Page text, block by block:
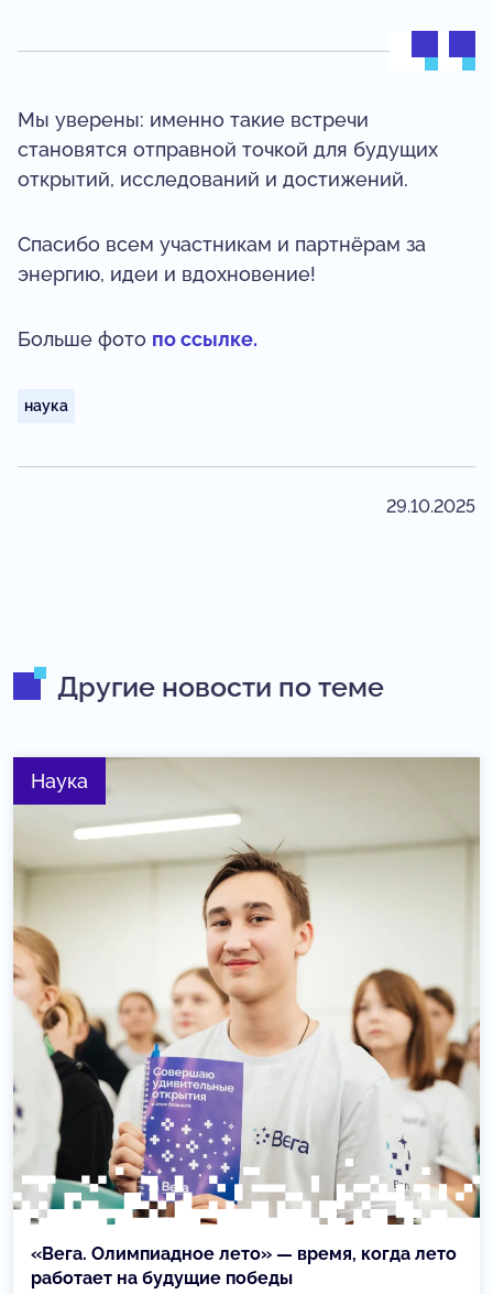
Мы уверены: именно такие встречи
становятся отправной точкой для будущих
открытий, исследований и достижений.
Спасибо всем участникам и партнёрам за
энергию, идеи и вдохновение!
Больше фото по ссылке.
наука
29.10.2025
Другие новости по теме
Наука
«Вега. Олимпиадное лето» — время, когда лето
работает на будущие победы